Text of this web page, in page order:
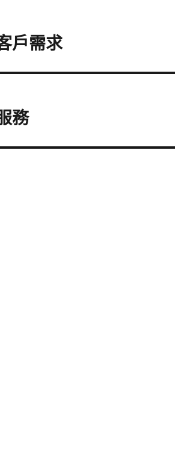
戶需求
務